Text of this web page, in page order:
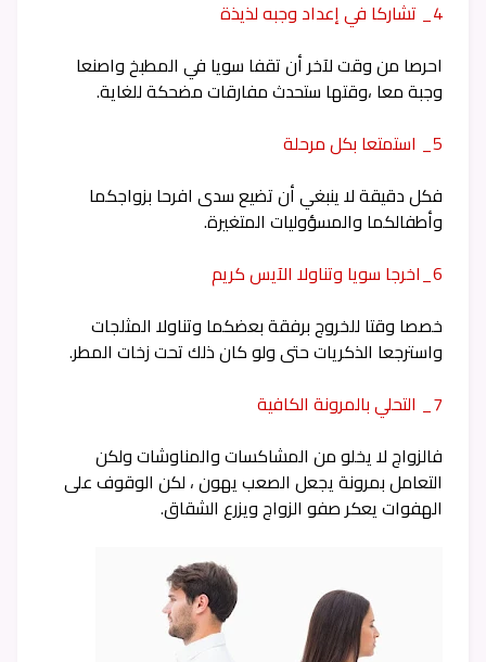
4_ تشاركا في إعداد وجبه لذيذة
احرصا من وقت لآخر أن تقفا سويا في المطبخ واصنعا
وجبة معا ،وقتها ستحدث مفارقات مضحكة للغاية.
5_ استمتعا بكل مرحلة
فكل دقيقة لا ينبغي أن تضيع سدى افرحا بزواجكما
وأطفالكما والمسؤوليات المتغيرة.
6_اخرجا سويا وتناولا الآيس كريم
خصصا وقتا للخروج برفقة بعضكما وتناولا المثلجات
واسترجعا الذكريات حتى ولو كان ذلك تحت زخات المطر.
7_ التحلي بالمرونة الكافية
فالزواج لا يخلو من المشاكسات والمناوشات ولكن
التعامل بمرونة يجعل الصعب يهون ، لكن الوقوف على
الهفوات يعكر صفو الزواج ويزرع الشقاق.